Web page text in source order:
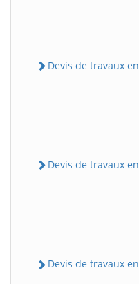
Devis de travaux
Devis de travaux
Devis de travaux